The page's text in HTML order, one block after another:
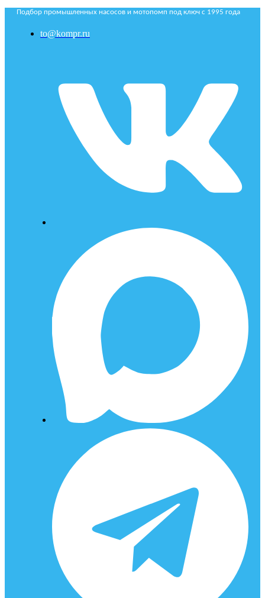
Подбор промышленных насосов и мотопомп под ключ с 1995 года
to@kompr.ru